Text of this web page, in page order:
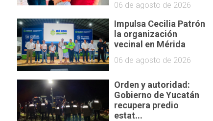
06 de agosto de 2026
Impulsa Cecilia Patrón
la organización
vecinal en Mérida
06 de agosto de 2026
Orden y autoridad:
Gobierno de Yucatán
recupera predio
estat...